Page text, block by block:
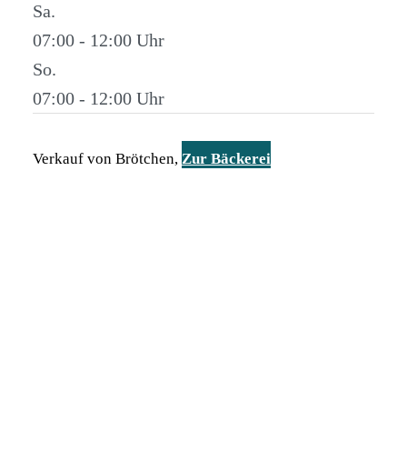
Sa.
07:00 - 12:00
So.
07:00 - 12:00
Verkauf von Brötchen, Zur Bäckerei